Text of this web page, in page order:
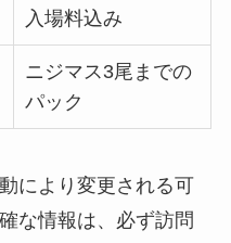
入場料込み
ニジマス3尾までの
パック
により変更される可
な情報は、必ず訪問